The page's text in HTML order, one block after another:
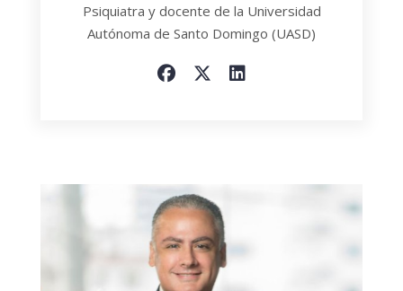
Psiquiatra y docente de la Universidad
Autónoma de Santo Domingo (UASD)